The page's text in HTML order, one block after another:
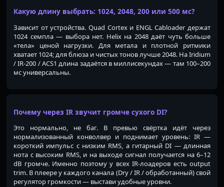
Какую длину выбрать: 1024, 2048, 200 или 500 мс?
Зависит от устройства. Quad Cortex и ENGL Cabloader держат
1024 семпла — выбора нет. Helix на 2048 даёт чуть больше
«тела» ценой нагрузки. Для метала и плотной ритмики
хватает 1024; для блюза и чистых тонов лучше 2048. На Iridium
/ IR-200 / ACS1 длина задаётся в миллисекундах — там 100–200
мс универсальны.
Почему через IR звучит громче сухого DI?
Это нормально, не баг. В превью свёртка идёт через
нормализованный конволвер и поднимает уровень: IR —
короткий импульс с низким RMS, а гитарный DI — длинная
нота с высоким RMS, и на выходе сигнал получается на 6–12
dB громче. Именно поэтому у всех IR-лоадеров есть output
trim. В плеере у каждого канала (Dry / IR / обработанный) свой
регулятор громкости — выстави удобные уровни.